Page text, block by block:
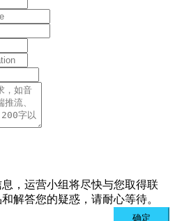
，运营小组将尽快与您取得联
解答您的疑惑，请耐心等待。
确定